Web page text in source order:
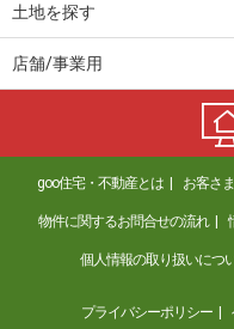
土地を探す
店舗/事業用
goo住宅・不動産とは お客さ
物件に関するお問合せの流れ
個人情報の取り扱いにつ
プライバシーポリシー